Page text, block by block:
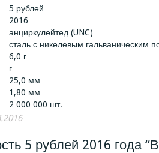
5 рублей
2016
анциркулейтед (UNC)
сталь с никелевым гальваническим
6,0 г
г
25,0 мм
1,80 мм
2 000 000 шт.
5 рублей 2016 года